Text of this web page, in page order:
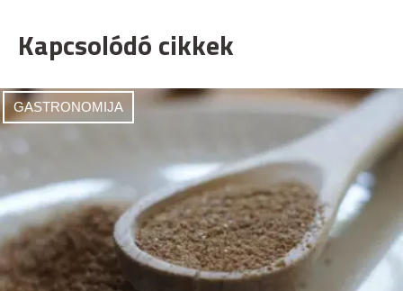
Kapcsolódó cikkek
GASTRONOMIJA